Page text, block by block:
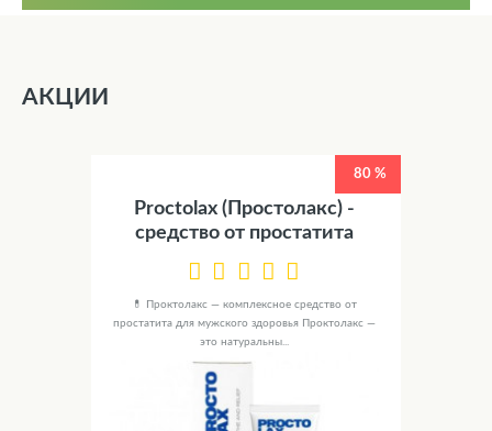
АКЦИИ
80 %
Proctolax (Простолакс) -
средство от простатита
💊 Проктолакс — комплексное средство от
простатита для мужского здоровья Проктолакс —
это натуральны...